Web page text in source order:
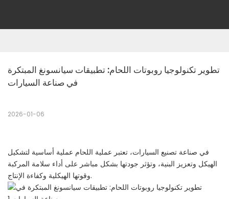
تطوير تكنولوجيا روبوتات اللحام: تطبيقات سيانسونغ المبتكرة
في صناعة السيارات
2026-01-06
في صناعة تصنيع السيارات، تعتبر عملية اللحام عملية أساسية لتشكيل
الهيكل وتعزيز البنية، وتؤثر جودتها بشكل مباشر على أداء سلامة المركبة
وقوتها الهيكلية وكفاءة الإنتاج.